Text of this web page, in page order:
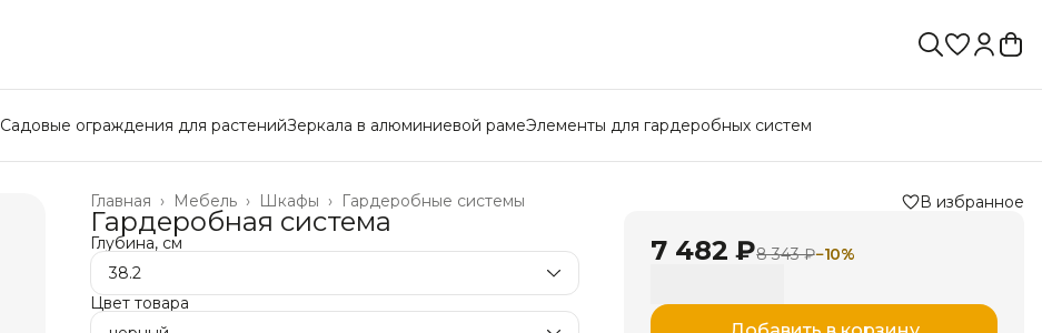
Садовые ограждения для растенийЗеркала в алюминиевой рамеЭлементы для гардеробных систем
Гардеробные системы
Шкафы ›
Мебель ›
Главная ›
Гардеробная система
Глубина, см
38.2
Цвет товара
В избранное
7 482 ₽8 343 ₽−10%